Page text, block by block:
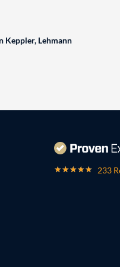
Keppler, Lehmann
233